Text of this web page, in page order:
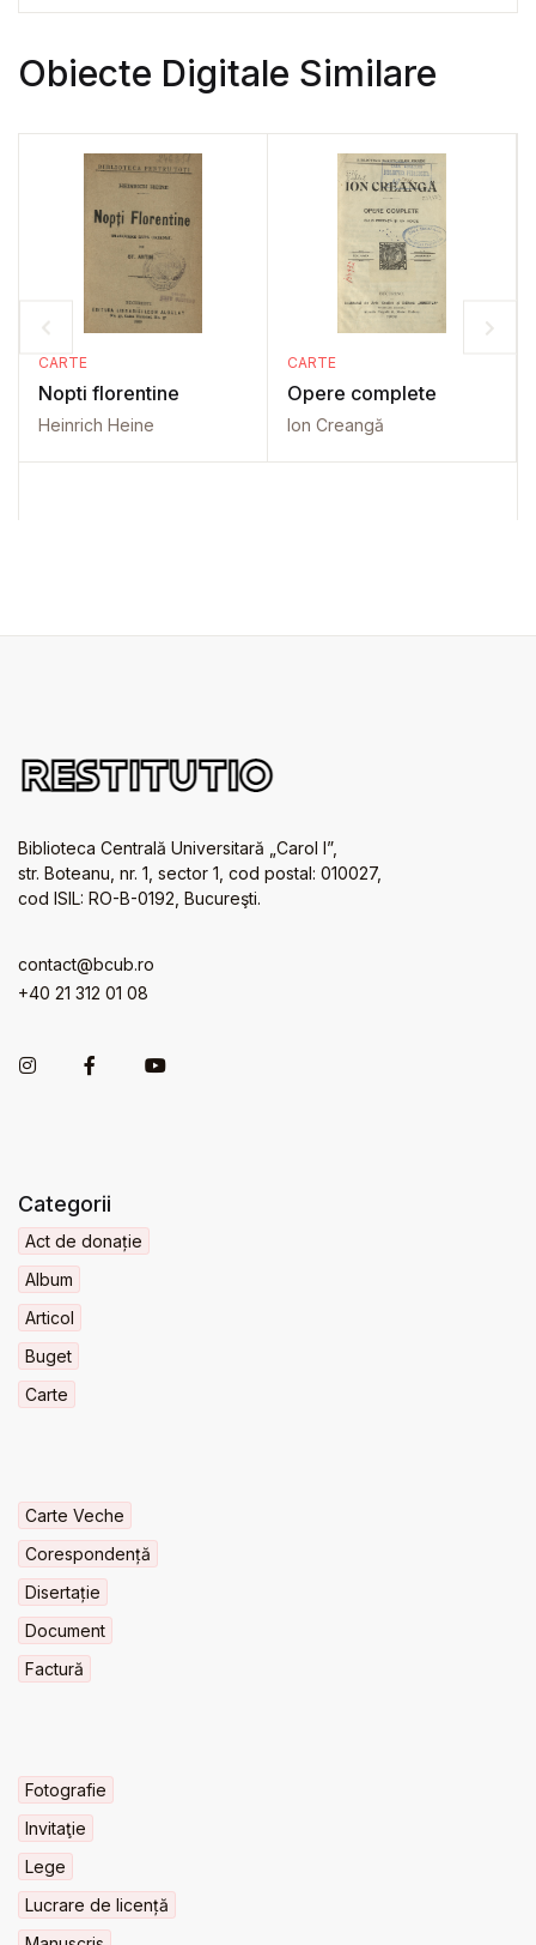
Obiecte Digitale Similare
CARTE
Nopti florentine
Heinrich Heine
CARTE
Opere complete
Ion Creangă
Biblioteca Centrală Universitară „Carol I”,
str. Boteanu, nr. 1, sector 1, cod postal: 010027,
cod ISIL: RO-B-0192, Bucureşti.
contact@bcub.ro
+40 21 312 01 08
Categorii
Act de donație
Album
Articol
Buget
Carte
Carte Veche
Corespondență
Disertație
Document
Factură
Fotografie
Invitaţie
Lege
Lucrare de licență